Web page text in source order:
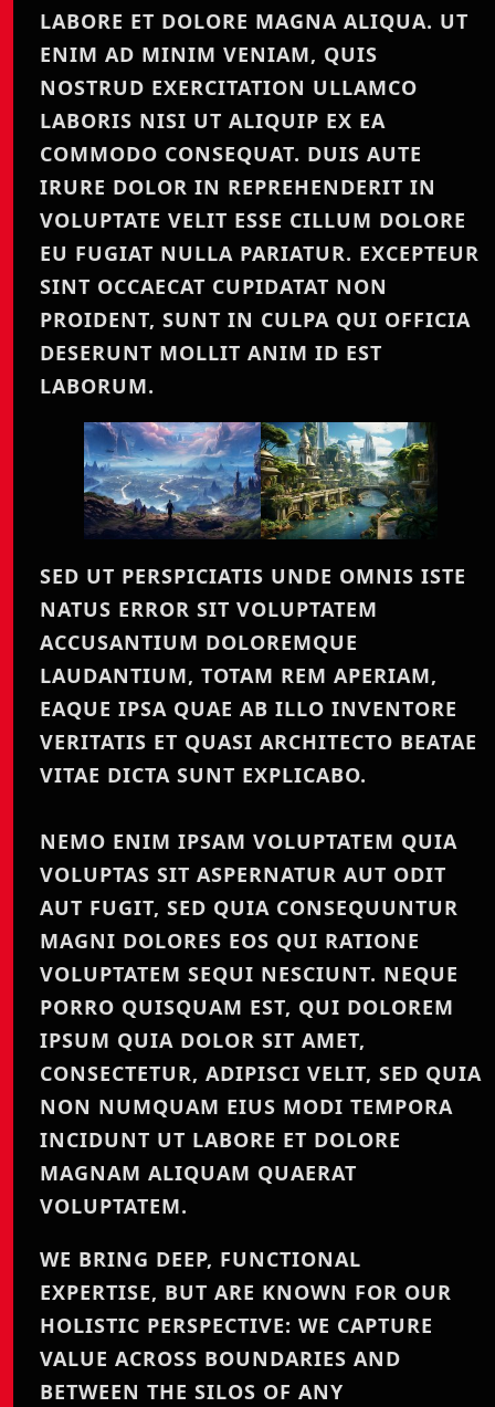
LABORE ET DOLORE MAGNA ALIQUA. UT
ENIM AD MINIM VENIAM, QUIS
NOSTRUD EXERCITATION ULLAMCO
LABORIS NISI UT ALIQUIP EX EA
COMMODO CONSEQUAT. DUIS AUTE
IRURE DOLOR IN REPREHENDERIT IN
VOLUPTATE VELIT ESSE CILLUM DOLORE
EU FUGIAT NULLA PARIATUR. EXCEPTEUR
SINT OCCAECAT CUPIDATAT NON
PROIDENT, SUNT IN CULPA QUI OFFICIA
DESERUNT MOLLIT ANIM ID EST
LABORUM.
SED UT PERSPICIATIS UNDE OMNIS ISTE
NATUS ERROR SIT VOLUPTATEM
ACCUSANTIUM DOLOREMQUE
LAUDANTIUM, TOTAM REM APERIAM,
EAQUE IPSA QUAE AB ILLO INVENTORE
VERITATIS ET QUASI ARCHITECTO BEATAE
VITAE DICTA SUNT EXPLICABO.
NEMO ENIM IPSAM VOLUPTATEM QUIA
VOLUPTAS SIT ASPERNATUR AUT ODIT
AUT FUGIT, SED QUIA CONSEQUUNTUR
MAGNI DOLORES EOS QUI RATIONE
VOLUPTATEM SEQUI NESCIUNT. NEQUE
PORRO QUISQUAM EST, QUI DOLOREM
IPSUM QUIA DOLOR SIT AMET,
CONSECTETUR, ADIPISCI VELIT, SED QUIA
NON NUMQUAM EIUS MODI TEMPORA
INCIDUNT UT LABORE ET DOLORE
MAGNAM ALIQUAM QUAERAT
VOLUPTATEM.
WE BRING DEEP, FUNCTIONAL
EXPERTISE, BUT ARE KNOWN FOR OUR
HOLISTIC PERSPECTIVE: WE CAPTURE
VALUE ACROSS BOUNDARIES AND
BETWEEN THE SILOS OF ANY